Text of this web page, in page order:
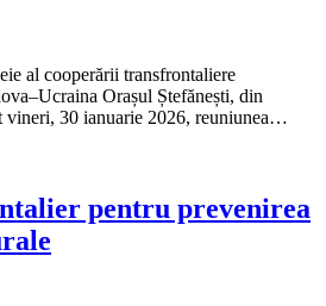
al cooperării transfrontaliere
Orașul Ștefănești, din
vineri, 30 ianuarie 2026, reuniunea…
pentru prevenirea